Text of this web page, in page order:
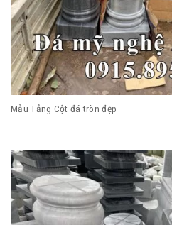
Mẫu Tảng Cột đá tròn đẹp